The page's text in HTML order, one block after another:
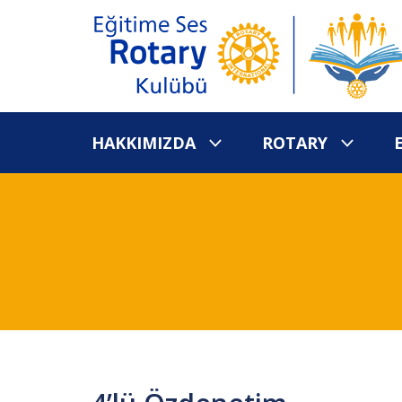
HAKKIMIZDA ROTARY